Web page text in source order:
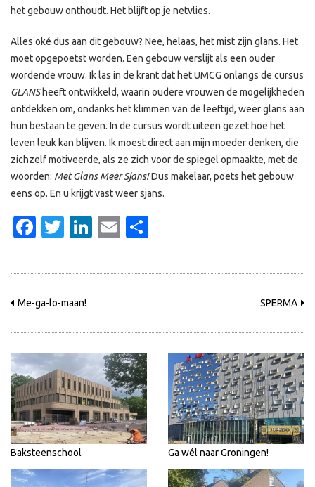
het gebouw onthoudt. Het blijft op je netvlies.
Alles oké dus aan dit gebouw? Nee, helaas, het mist zijn glans. Het
moet opgepoetst worden. Een gebouw verslijt als een ouder
wordende vrouw. Ik las in de krant dat het UMCG onlangs de cursus
GLANSheeft ontwikkeld, waarin oudere vrouwen de mogelijkheden
ontdekken om, ondanks het klimmen van de leeftijd, weer glans aan
hun bestaan te geven. In de cursus wordt uiteen gezet hoe het
leven leuk kan blijven. Ik moest direct aan mijn moeder denken, die
zichzelf motiveerde, als ze zich voor de spiegel opmaakte, met de
woorden: Met Glans Meer Sjans!Dus makelaar, poets het gebouw
eens op. En u krijgt vast weer sjans.
Facebook
Twitter
LinkedIn
Email
Me-ga-lo-maan! SPERMA
Baksteenschool Ga wél naar Groningen!